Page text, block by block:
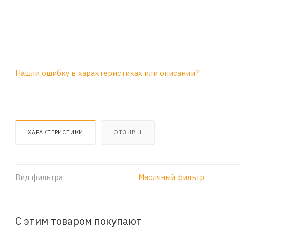
Нашли ошибку в характеристиках или описании?
ХАРАКТЕРИСТИКИ ОТЗЫВЫ
Вид фильтра Масляный фильтр
С этим товаром покупают